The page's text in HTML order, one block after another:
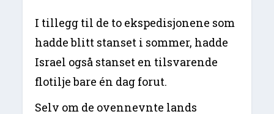
I tillegg til de to ekspedisjonene som
hadde blitt stanset i sommer, hadde
Israel også stanset en tilsvarende
flotilje bare én dag forut.
Selv om de ovennevnte lands